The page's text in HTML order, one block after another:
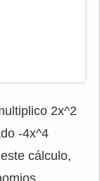
2x^2
-4x^4
cálculo,